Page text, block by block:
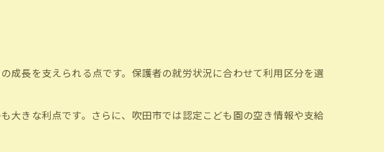
い基礎知識
と注意事項
べき認定制度
底解説
成長を支えられる点です。保護者の就労状況に合わせて利用区分を選
大きな利点です。さらに、吹田市では認定こども園の空き情報や支給